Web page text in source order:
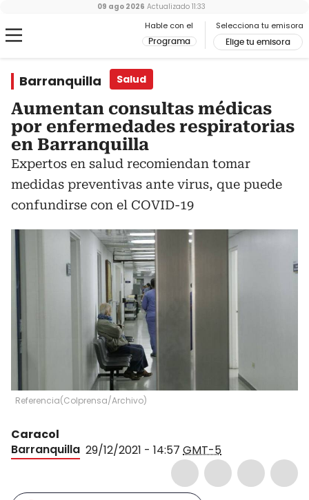
Hable con el
Programa
Selecciona tu emisora
Elige tu emisora
09 ago 2026 Actualizado 11:33
Barranquilla Salud
Aumentan consultas médicas
por enfermedades respiratorias
en Barranquilla
Expertos en salud recomiendan tomar
medidas preventivas ante virus, que puede
confundirse con el COVID-19
Referencia(Colprensa/Archivo)
Caracol
Barranquilla 29/12/2021 - 14:57 GMT-5